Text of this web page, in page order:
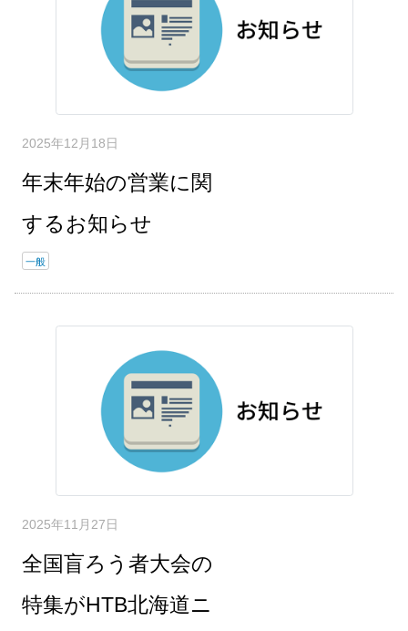
2025年12月18日
年末年始の営業に関
するお知らせ
一般
2025年11月27日
全国盲ろう者大会の
特集がHTB北海道ニ